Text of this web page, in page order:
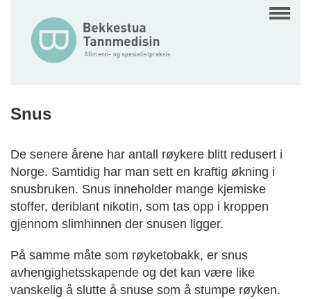
Snus
De senere årene har antall røykere blitt redusert i
Norge. Samtidig har man sett en kraftig økning i
snusbruken. Snus inneholder mange kjemiske
stoffer, deriblant nikotin, som tas opp i kroppen
gjennom slimhinnen der snusen ligger.
På samme måte som røyketobakk, er snus
avhengighetsskapende og det kan være like
vanskelig å slutte å snuse som å stumpe røyken.